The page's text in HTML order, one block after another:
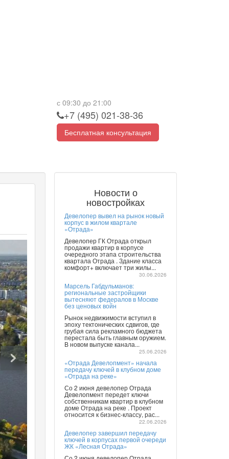
с 09:30 до 21:00
+7 (495) 021-38-36
Бесплатная консультация
Новости о
новостройках
Девелопер вывел на рынок новый
корпус в жилом квартале
«Отрада»
Девелопер ГК Отрада открыл
продажи квартир в корпусе
очередного этапа строительства
квартала Отрада . Здание класса
комфорт+ включает три жилы...
30.06.2026
Марсель Габдульманов:
региональные застройщики
вытесняют федералов в Москве
без ценовых войн
Рынок недвижимости вступил в
эпоху тектонических сдвигов, где
грубая сила рекламного бюджета
перестала быть главным оружием.
В новом выпуске канала...
25.06.2026
«Отрада Девелопмент» начала
передачу ключей в клубном доме
«Отрада на реке»
Со 2 июня девелопер Отрада
Девелопмент передет ключи
собственникам квартир в клубном
доме Отрада на реке . Проект
относится к бизнес-классу, рас...
22.06.2026
Девелопер завершил передачу
ключей в корпусах первой очереди
ЖК «Лесная Отрада»